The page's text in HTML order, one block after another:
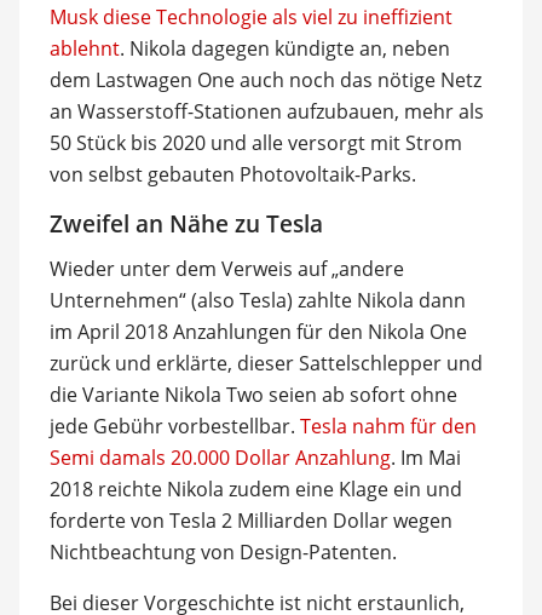
Musk diese Technologie als viel zu ineffizient
ablehnt. Nikola dagegen kündigte an, neben
dem Lastwagen One auch noch das nötige Netz
an Wasserstoff-Stationen aufzubauen, mehr als
50 Stück bis 2020 und alle versorgt mit Strom
von selbst gebauten Photovoltaik-Parks.
Zweifel an Nähe zu Tesla
Wieder unter dem Verweis auf „andere
Unternehmen“ (also Tesla) zahlte Nikola dann
im April 2018 Anzahlungen für den Nikola One
zurück und erklärte, dieser Sattelschlepper und
die Variante Nikola Two seien ab sofort ohne
jede Gebühr vorbestellbar. Tesla nahm für den
Semi damals 20.000 Dollar Anzahlung. Im Mai
2018 reichte Nikola zudem eine Klage ein und
forderte von Tesla 2 Milliarden Dollar wegen
Nichtbeachtung von Design-Patenten.
Bei dieser Vorgeschichte ist nicht erstaunlich,